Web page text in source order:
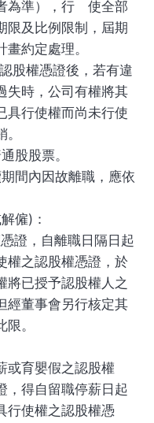
為準），行 使全部
限及比例限制，屆期
約定處理。
股權憑證後，若有違
失時，公司有權將其
具行使權而尚未行使
股股票。
間內因故離職，應依
僱)：
證，自離職日隔日起
權之認股權憑證，於
將已授予認股權人之
經董事會另行核定其
。
或育嬰假之認股權
，得自留職停薪日起
行使權之認股權憑